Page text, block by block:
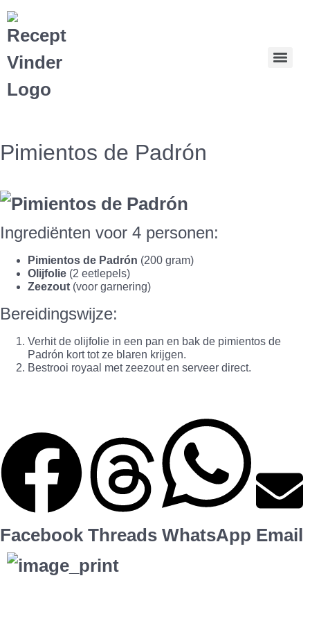
Pimientos de Padrón
Ingrediënten voor 4 personen:
Pimientos de Padrón (200 gram)
Olijfolie (2 eetlepels)
Zeezout (voor garnering)
Bereidingswijze:
Verhit de olijfolie in een pan en bak de pimientos de
Padrón kort tot ze blaren krijgen.
Bestrooi royaal met zeezout en serveer direct.
Facebook Threads WhatsApp Email